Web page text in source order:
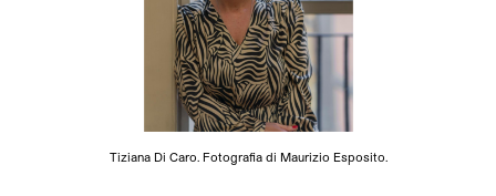
Tiziana Di Caro. Fotografia di Maurizio Esposito.